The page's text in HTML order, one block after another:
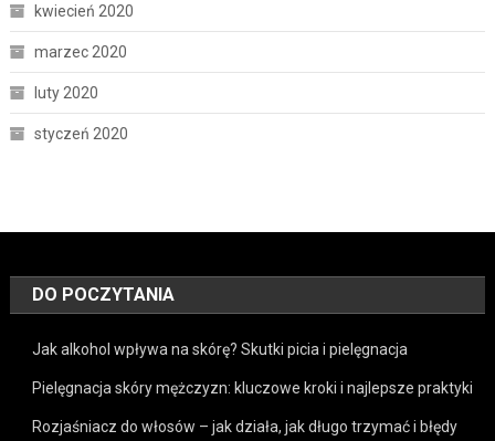
kwiecień 2020
marzec 2020
luty 2020
styczeń 2020
DO POCZYTANIA
Jak alkohol wpływa na skórę? Skutki picia i pielęgnacja
Pielęgnacja skóry mężczyzn: kluczowe kroki i najlepsze praktyki
Rozjaśniacz do włosów – jak działa, jak długo trzymać i błędy